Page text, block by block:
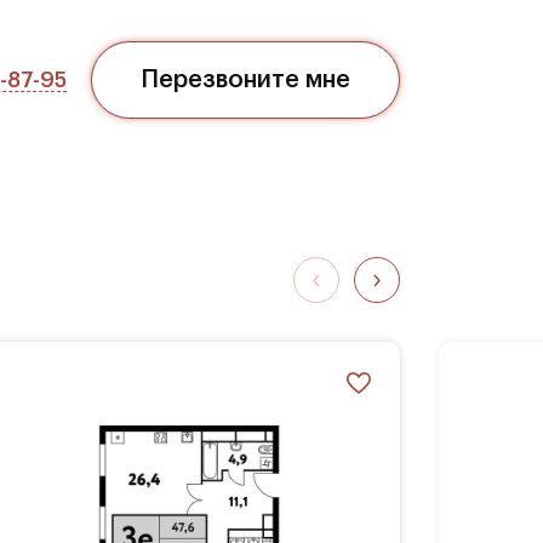
87-95 Перезвоните мне